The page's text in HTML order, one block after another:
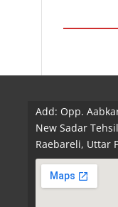
Add: Opp.
New Sadar
Raebareli, Uttar